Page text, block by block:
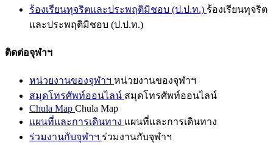
ร้องเรียนทุจริตและประพฤติมิชอบ (ป.ป.ท.) ร้องเรียนทุจริต
และประพฤติมิชอบ (ป.ป.ท.)
ติดต่อจุฬาฯ
หน่วยงานของจุฬาฯ หน่วยงานของจุฬาฯ
สมุดโทรศัพท์ออนไลน์ สมุดโทรศัพท์ออนไลน์
Chula Map Chula Map
แผนที่และการเดินทาง แผนที่และการเดินทาง
ร่วมงานกับจุฬาฯ ร่วมงานกับจุฬาฯ